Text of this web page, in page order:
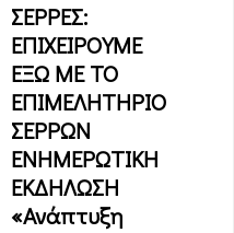
ΣΕΡΡΕΣ:
ΕΠΙΧΕΙΡΟΥΜΕ
ΕΞΩ ΜΕ ΤΟ
ΕΠΙΜΕΛΗΤΗΡΙΟ
ΣΕΡΡΩΝ
ΕΝΗΜΕΡΩΤΙΚΗ
ΕΚΔΗΛΩΣΗ
«Ανάπτυξη